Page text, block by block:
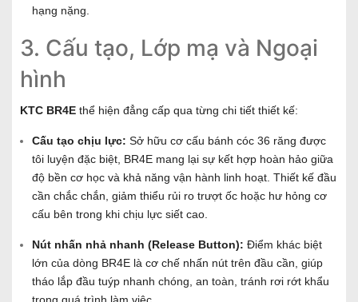
hạng nặng.
3. Cấu tạo, Lớp mạ và Ngoại
hình
KTC BR4E thể hiện đẳng cấp qua từng chi tiết thiết kế:
Cấu tạo chịu lực: Sở hữu cơ cấu bánh cóc 36 răng được
tôi luyện đặc biệt, BR4E mang lại sự kết hợp hoàn hảo giữa
độ bền cơ học và khả năng vận hành linh hoạt. Thiết kế đầu
cần chắc chắn, giảm thiểu rủi ro trượt ốc hoặc hư hỏng cơ
cấu bên trong khi chịu lực siết cao.
Nút nhấn nhả nhanh (Release Button): Điểm khác biệt
lớn của dòng BR4E là cơ chế nhấn nút trên đầu cần, giúp
tháo lắp đầu tuýp nhanh chóng, an toàn, tránh rơi rớt khẩu